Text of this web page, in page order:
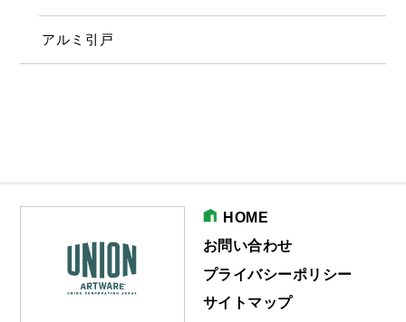
アルミ引戸
HOME
お問い合わせ
プライバシーポリシー
サイトマップ